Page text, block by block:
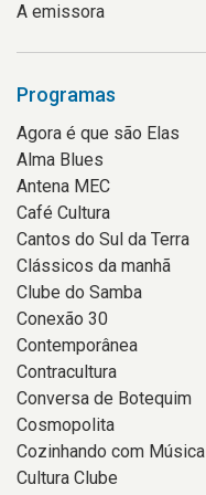
A emissora
Programas
Agora é que são Elas
Alma Blues
Antena MEC
Café Cultura
Cantos do Sul da Terra
Clássicos da manhã
Clube do Samba
Conexão 30
Contemporânea
Contracultura
Conversa de Botequim
Cosmopolita
Cozinhando com Música
Cultura Clube